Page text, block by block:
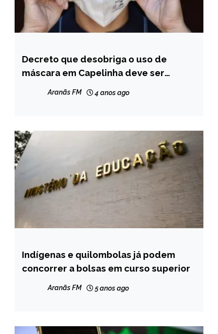
CAPELINHA
NOTÍCIAS
Decreto que desobriga o uso de
máscara em Capelinha deve ser
Aranãs FM 4 anos ago
BRASIL
NOTÍCIAS
Indígenas e quilombolas já podem
concorrer a bolsas em curso superior
Aranãs FM 5 anos ago